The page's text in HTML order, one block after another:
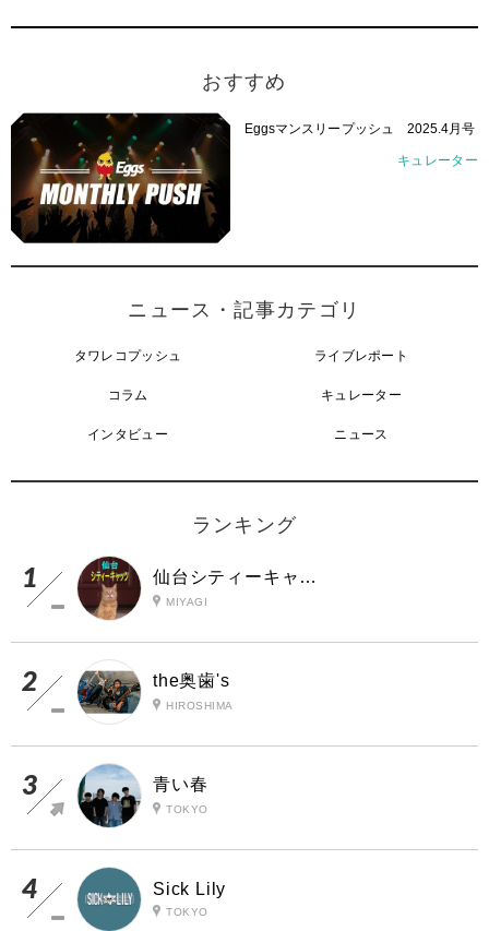
おすすめ
Eggsマンスリープッシュ 2025.4月号
キュレーター
ニュース・記事カテゴリ
タワレコプッシュ ライブレポート
コラム キュレーター
インタビュー ニュース
ランキング
仙台シティーキャッツ
MIYAGI
the奥歯's
HIROSHIMA
青い春
TOKYO
Sick Lily
TOKYO